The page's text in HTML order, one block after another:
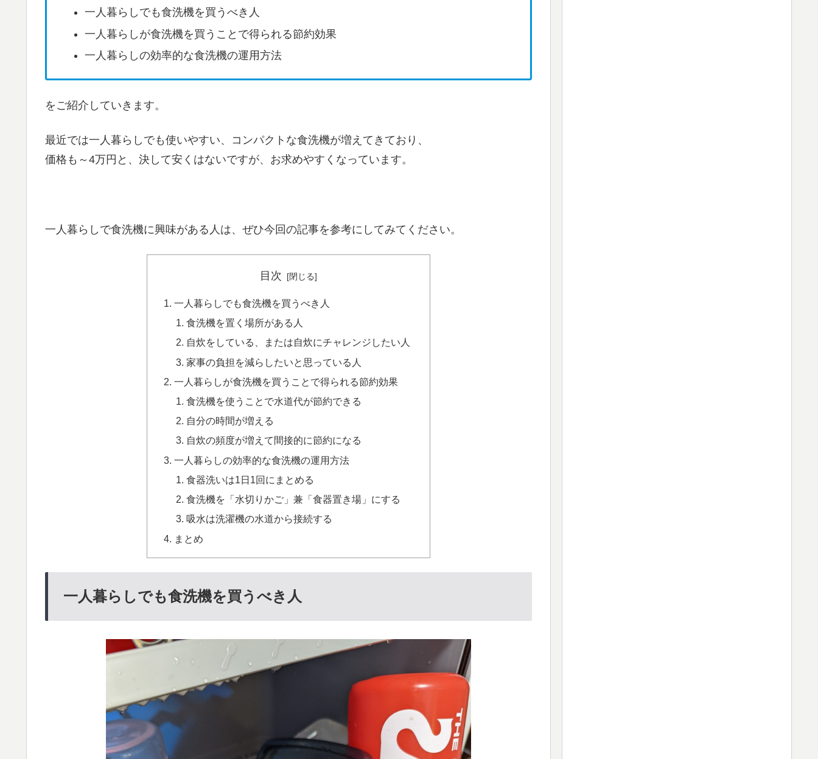
一人暮らしでも食洗機を買うべき人
一人暮らしが食洗機を買うことで得られる節約効果
一人暮らしの効率的な食洗機の運用方法
をご紹介していきます。
最近では一人暮らしでも使いやすい、コンパクトな食洗機が増えてきており、
価格も～4万円と、決して安くはないですが、お求めやすくなっています。
一人暮らしで食洗機に興味がある人は、ぜひ今回の記事を参考にしてみてください。
目次
一人暮らしでも食洗機を買うべき人
食洗機を置く場所がある人
自炊をしている、または自炊にチャレンジしたい人
家事の負担を減らしたいと思っている人
一人暮らしが食洗機を買うことで得られる節約効果
食洗機を使うことで水道代が節約できる
自分の時間が増える
自炊の頻度が増えて間接的に節約になる
一人暮らしの効率的な食洗機の運用方法
食器洗いは1日1回にまとめる
食洗機を「水切りかご」兼「食器置き場」にする
吸水は洗濯機の水道から接続する
まとめ
一人暮らしでも食洗機を買うべき人